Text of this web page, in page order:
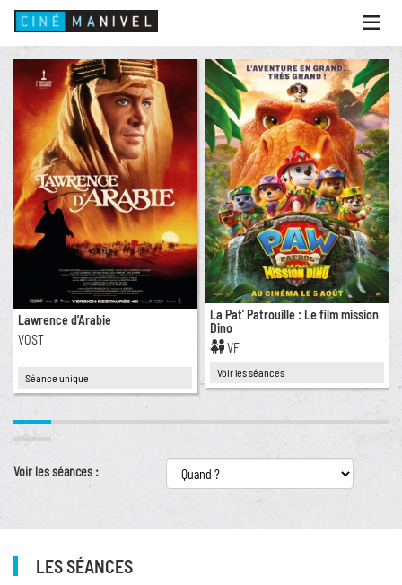
le
menu
ACCUEIL
PROGRAMME
ANIMATIONS
CINÉ CAFÉ | RESTAURANT
PRESTATIONS
INFOS PRATIQUES
Lawrence d'Arabie
VOST
Séance unique
La Pat’ Patrouille : Le film mission
Dino
VF
Voir les séances
Voir les séances :
LES SÉANCES